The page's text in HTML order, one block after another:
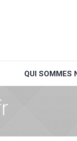
QUI SOMMES